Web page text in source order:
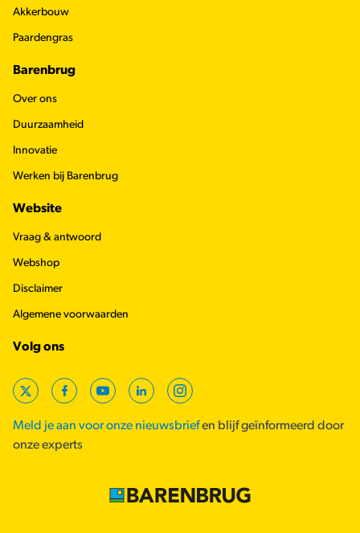
Akkerbouw
Paardengras
Barenbrug
Over ons
Duurzaamheid
Innovatie
Werken bij Barenbrug
Website
Vraag & antwoord
Webshop
Disclaimer
Algemene voorwaarden
Volg ons
X FacebookYouTubeLinkedInInstagram
Meld je aan voor onze nieuwsbriefen blijf geïnformeerd door
onze experts